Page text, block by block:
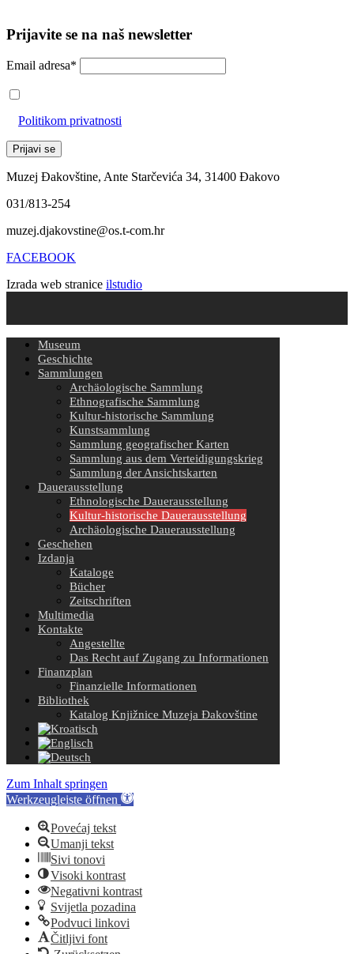
Prijavite se na naš newsletter
Email adresa*
Politikom privatnosti
Muzej Đakovštine, Ante Starčevića 34, 31400 Đakovo
031/813-254
muzej.djakovstine@os.t-com.hr
FACEBOOK
Izrada web stranice ilstudio
Museum
Geschichte
Sammlungen
Archäologische Sammlung
Ethnografische Sammlung
Kultur-historische Sammlung
Kunstsammlung
Sammlung geografischer Karten
Sammlung aus dem Verteidigungskrieg
Sammlung der Ansichtskarten
Dauerausstellung
Ethnologische Dauerausstellung
Kultur-historische Dauerausstellung
Archäologische Dauerausstellung
Geschehen
Izdanja
Kataloge
Bücher
Zeitschriften
Multimedia
Kontakte
Angestellte
Das Recht auf Zugang zu Informationen
Finanzplan
Finanzielle Informationen
Bibliothek
Katalog Knjižnice Muzeja Đakovštine
Zum Inhalt springen
Werkzeugleiste öffnen
Povećaj tekst
Umanji tekst
Sivi tonovi
Visoki kontrast
Negativni kontrast
Svijetla pozadina
Podvuci linkovi
Čitljivi font